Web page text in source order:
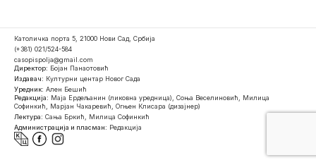
Католичка порта 5, 21000 Нови Сад, Србија
(+381) 021/524-584
casopispolja@gmail.com
Директор: Бојан Панаотовић
Издавач: Културни центар Новог Сада
Уредник: Ален Бешић
Редакција: Маја Ердељанин (ликовна уредница), Соња Веселиновић, Милица
Софинкић, Марјан Чакаревић, Огњен Клисара (дизајнер)
Лектура: Сања Бркић, Милица Софинкић
Администрација и пласман: Редакција